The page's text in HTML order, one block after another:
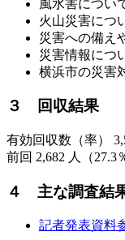
風水害につい
火山災害につ
災害への備え
災害情報につ
横浜市の災害
３ 回収結果
有効回収数（率）
前回 2,682 人（27.3
４ 主な調査結
記者発表資料